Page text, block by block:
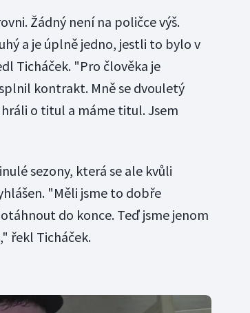
Žádný není na poličce výš.
a je úplně jedno, jestli to bylo v
Ticháček. "Pro člověka je
kontrakt. Mně se dvouletý
o titul a máme titul. Jsem
sezony, která se ale kvůli
"Měli jsme to dobře
do konce. Teď jsme jenom
řekl Ticháček.